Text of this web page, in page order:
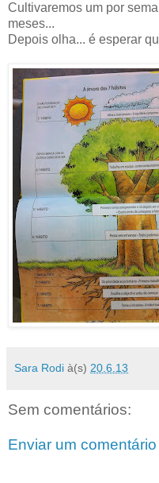
Cultivaremos um por
meses...
Depois olha... é esperar
Sara Rodi à(s) 20.6.13
Sem comentários:
Enviar um comentário